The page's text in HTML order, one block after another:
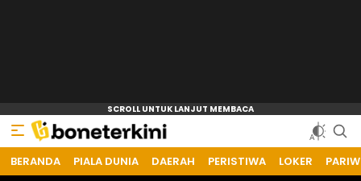
BERANDA PIALA DUNIA DAERAH PERISTIWA LOKER